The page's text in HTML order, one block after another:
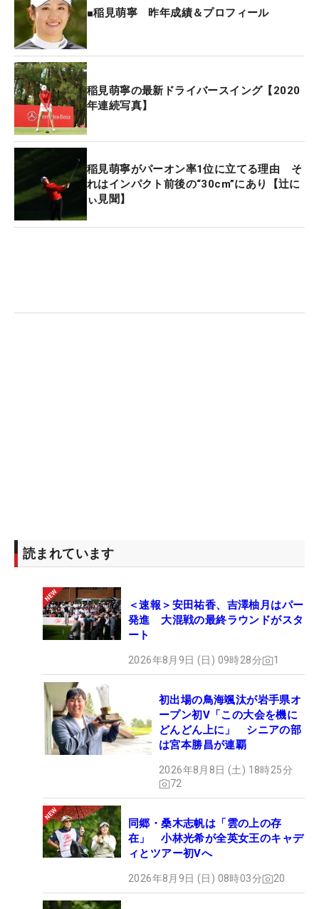
■稲見萌寧 昨年成績＆プロフィール
稲見萌寧の最新ドライバースイング【2020
年連続写真】
稲見萌寧がパーオン率1位に立てる理由 そ
れはインパクト前後の“30cm”にあり【辻に
ぃ見聞】
読まれています
＜速報＞安田祐香、吉澤柚月はパー
発進 大混戦の最終ラウンドがスタ
ート
2026年8月9日 (日) 09時28分 1
初出場の鳥海颯汰が岩手県オ
ープン初V「この大会を機に
どんどん上に」 シニアの部
は宮本勝昌が連覇
2026年8月8日 (土) 18時25分
72
同郷・桑木志帆は「雲の上の存
在」 小林光希が全英女王のキャデ
ィとツアー初Vへ
2026年8月9日 (日) 08時03分 20